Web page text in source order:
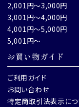
2,001円～3,000円
3,001円～4,000円
4,001円～5,000円
5,001円～
お買い物ガイド
ご利用ガイド
お問い合わせ
特定商取引法表示につ